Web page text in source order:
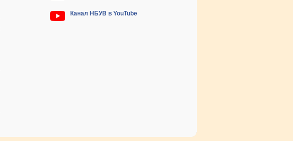
Канал НБУВ в YouTube